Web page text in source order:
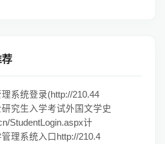
系统登录(http://210.44
究生入学考试外国文学史
StudentLogin.aspx计
理系统入口http://210.4